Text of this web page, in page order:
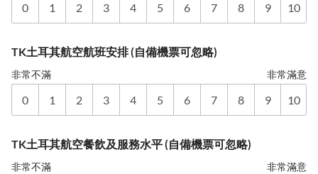
0 1 2 3 4 5 6 7 8 9 10
TK土耳其航空航班安排 (自備機票可忽略)
非常不滿 非常滿意
0 1 2 3 4 5 6 7 8 9 10
TK土耳其航空餐飲及服務水平 (自備機票可忽略)
非常不滿 非常滿意